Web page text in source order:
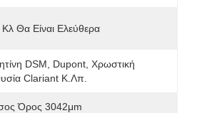
Θα Είναι Ελεύθερα
DSM, Dupont, Χρωστική
Clariant Κ.λπ.
Όρος 3042μm